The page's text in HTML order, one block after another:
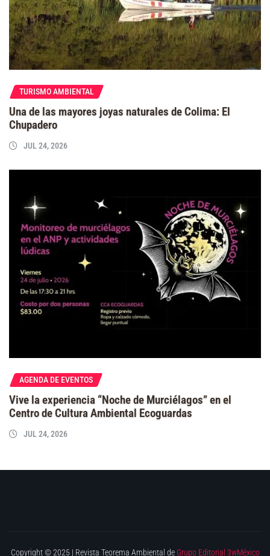
TURISMO AMBIENTAL
Una de las mayores joyas naturales de Colima: El
Chupadero
JUL 24, 2026
AGENDA DE EVENTOS
Vive la experiencia “Noche de Murciélagos” en el
Centro de Cultura Ambiental Ecoguardas
JUL 24, 2026
Copyright © 2025 | Revista Teorema Ambiental de Grupo Editorial 3wMéxico